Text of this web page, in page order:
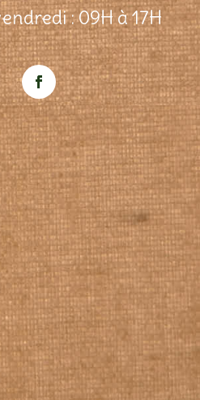
: 09H à 17H